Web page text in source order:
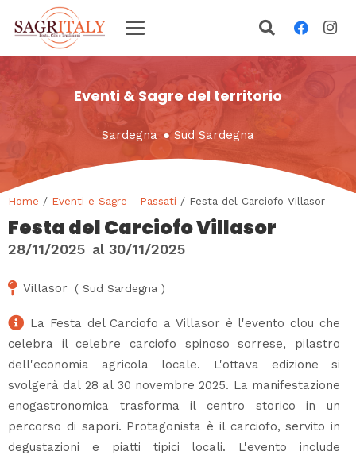
Eventi & Sagre del territorio
Sardegna ●Sud Sardegna
Home / Eventi e Sagre - Passati / Festa del Carciofo Villasor
Festa del Carciofo Villasor
28/11/2025 al 30/11/2025
Villasor ( Sud Sardegna )
La Festa del Carciofo a Villasor è l'evento clou che
celebra il celebre carciofo spinoso sorrese, pilastro
dell'economia agricola locale. L'ottava edizione si
svolgerà dal 28 al 30 novembre 2025. La manifestazione
enogastronomica trasforma il centro storico in un
percorso di sapori. Protagonista è il carciofo, servito in
degustazioni e piatti tipici locali. L'evento include